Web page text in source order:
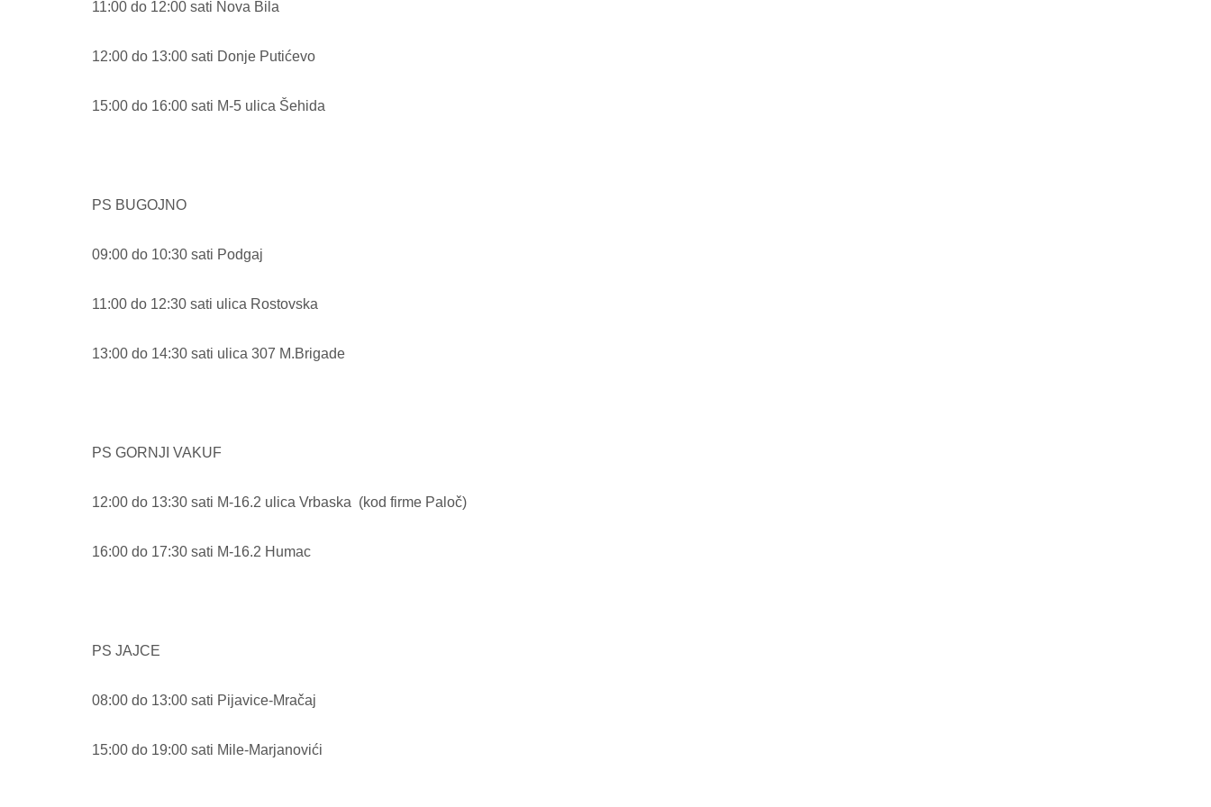
11:00 do 12:00 sati Nova Bila
12:00 do 13:00 sati Donje Putićevo
15:00 do 16:00 sati M-5 ulica Šehida
PS BUGOJNO
09:00 do 10:30 sati Podgaj
11:00 do 12:30 sati ulica Rostovska
13:00 do 14:30 sati ulica 307 M.Brigade
PS GORNJI VAKUF
12:00 do 13:30 sati M-16.2 ulica Vrbaska (kod firme Paloč)
16:00 do 17:30 sati M-16.2 Humac
PS JAJCE
08:00 do 13:00 sati Pijavice-Mračaj
15:00 do 19:00 sati Mile-Marjanovići